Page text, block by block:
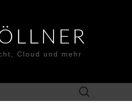
Cloud und mehr
Suchen
nach: